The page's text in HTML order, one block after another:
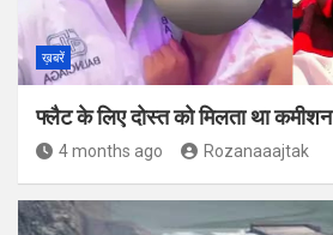
ख़बरें
फ्लैट के लिए दोस्त को मिलता था कमीशन
4 months ago Rozanaaajtak